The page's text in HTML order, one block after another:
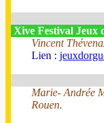
Xive Festival Jeux
Vincent
Lien :
Marie- Andrée
Rouen.